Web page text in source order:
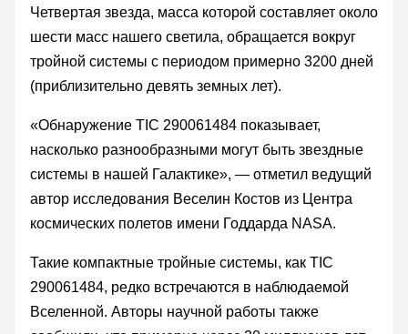
Четвертая звезда, масса которой составляет около
шести масс нашего светила, обращается вокруг
тройной системы с периодом примерно 3200 дней
(приблизительно девять земных лет).
«Обнаружение TIC 290061484 показывает,
насколько разнообразными могут быть звездные
системы в нашей Галактике», — отметил ведущий
автор исследования Веселин Костов из Центра
космических полетов имени Годдарда NASA.
Такие компактные тройные системы, как TIC
290061484, редко встречаются в наблюдаемой
Вселенной. Авторы научной работы также